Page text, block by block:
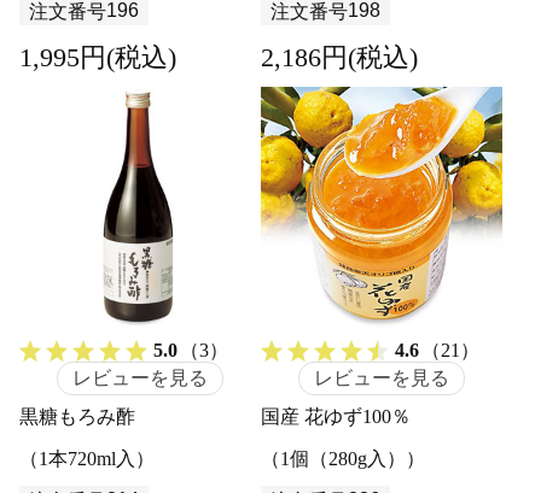
注文番号196
1,995円(税込)
注文番号198
2,186円(税込)
5.0
（3）
レビューを見る
黒糖もろみ酢
（1本720ml入）
4.6
（21）
レビューを見る
国産 花ゆず100％
（1個（280g入））